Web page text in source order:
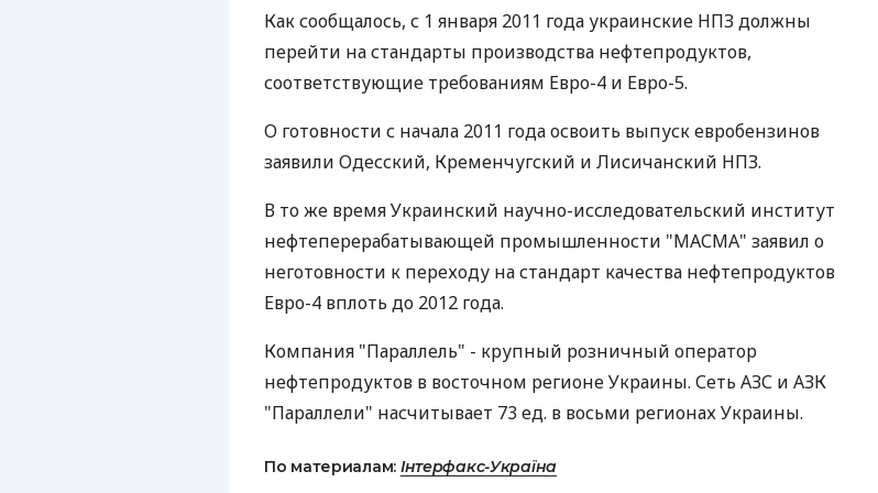
Как сообщалось, с 1 января 2011 года украинские НПЗ должны
перейти на стандарты производства нефтепродуктов,
соответствующие требованиям Евро-4 и Евро-5.
О готовности с начала 2011 года освоить выпуск евробензинов
заявили Одесский, Кременчугский и Лисичанский НПЗ.
В то же время Украинский научно-исследовательский институт
нефтеперерабатывающей промышленности "МАСМА" заявил о
неготовности к переходу на стандарт качества нефтепродуктов
Евро-4 вплоть до 2012 года.
Компания "Параллель" - крупный розничный оператор
нефтепродуктов в восточном регионе Украины. Сеть АЗС и АЗК
"Параллели" насчитывает 73 ед. в восьми регионах Украины.
По материалам: Інтерфакс-Україна